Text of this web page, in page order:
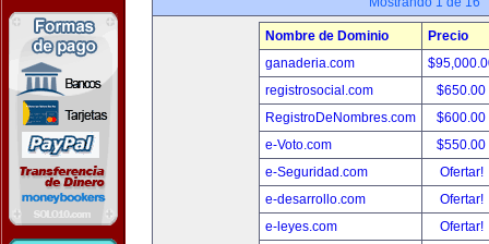
Nombre de Dominio
Precio
ganaderia.com
registrosocial.com
$650.00
RegistroDeNombres.com
$600.00
e-Voto.com
$550.00
e-Seguridad.com
Ofertar!
e-desarrollo.com
Ofertar!
e-leyes.com
Ofertar!